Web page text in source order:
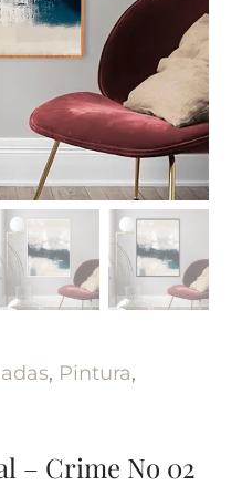
, Pintura,
– Crime No 02